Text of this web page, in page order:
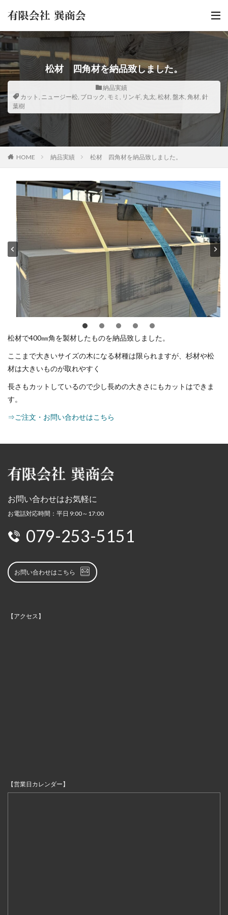
松材 四角材を納品致しました。
納品実績
カット , ニュージー松, ブロック, モミ , リンギ, 丸太, 松材, 盤木, 角材, 針
葉樹
HOME 納品実績 松材 四角材を納品致しました。
松材で400㎜角を製材したものを納品致しました。
ここまで大きいサイズの木になる材種は限られますが、杉材や松
材は大きいものが取れやすく
長さもカットしているので少し長めの大きさにもカットはできま
す。
⇒ご注文・お問い合わせはこちら
お問い合わせはお気軽に
お電話対応時間：平日 9:00～17:00
079-253-5151
お問い合わせはこちら
【アクセス】
【営業日カレンダー】